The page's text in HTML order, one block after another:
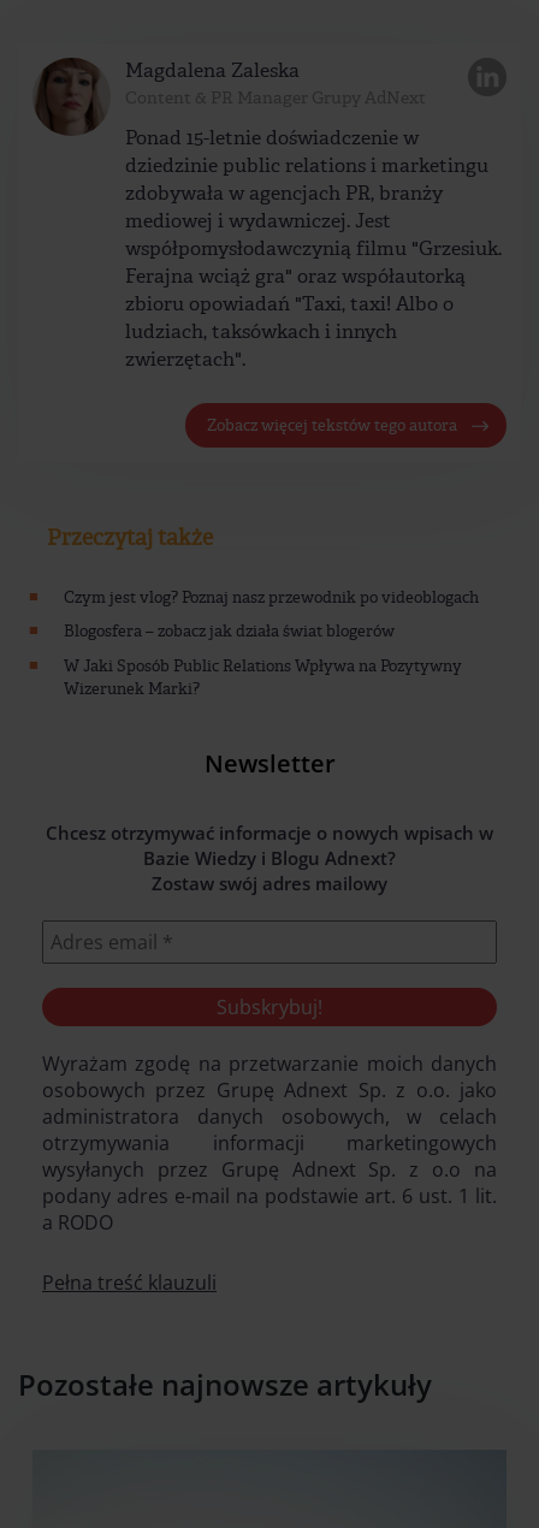
Magdalena Zaleska
Ponad 15-letnie doświadczenie w
dziedzinie public relations i marketingu
zdobywała w agencjach PR, branży
mediowej i wydawniczej. Jest
współpomysłodawczynią filmu "Grzesiuk.
Ferajna wciąż gra" oraz współautorką
zbioru opowiadań "Taxi, taxi! Albo o
ludziach, taksówkach i innych
zwierzętach".
Zobacz więcej tekstów tego autora
Przeczytaj także
Czym jest vlog? Poznaj nasz przewodnik po videoblogach
Blogosfera – zobacz jak działa świat blogerów
W Jaki Sposób Public Relations Wpływa na Pozytywny
Wizerunek Marki?
Newsletter
Chcesz otrzymywać informacje o nowych wpisach w
Bazie Wiedzy i Blogu Adnext?
Zostaw swój adres mailowy
Wyrażam zgodę na przetwarzanie moich danych
osobowych przez Grupę Adnext Sp. z o.o. jako
administratora danych osobowych, w celach
otrzymywania informacji marketingowych
wysyłanych przez Grupę Adnext Sp. z o.o na
podany adres e-mail na podstawie art. 6 ust. 1 lit.
a RODO
Pełna treść klauzuli
Pozostałe najnowsze artykuły